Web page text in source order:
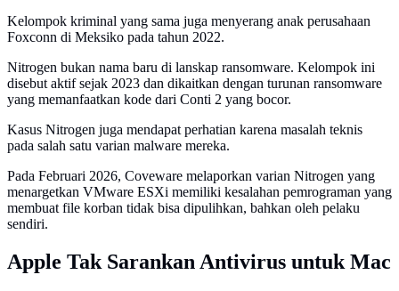
Kelompok kriminal yang sama juga menyerang anak perusahaan
Foxconn di Meksiko pada tahun 2022.
Nitrogen bukan nama baru di lanskap ransomware. Kelompok ini
disebut aktif sejak 2023 dan dikaitkan dengan turunan ransomware
yang memanfaatkan kode dari Conti 2 yang bocor.
Kasus Nitrogen juga mendapat perhatian karena masalah teknis
pada salah satu varian malware mereka.
Pada Februari 2026, Coveware melaporkan varian Nitrogen yang
menargetkan VMware ESXi memiliki kesalahan pemrograman yang
membuat file korban tidak bisa dipulihkan, bahkan oleh pelaku
sendiri.
Apple Tak Sarankan Antivirus untuk Mac